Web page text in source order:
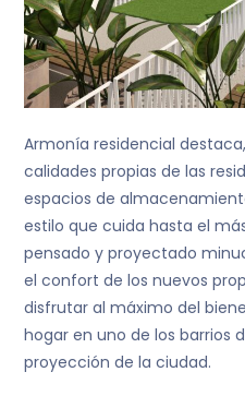
Armonía residencial
calidades propias de las
espacios de
estilo que cuida hasta el
pensado y proyectado
el confort de los nuevos
disfrutar al máximo del
hogar en uno de los barrios
proyección de la ciudad.